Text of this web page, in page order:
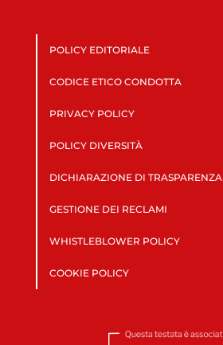
POLICY EDITORIALE
CODICE ETICO CONDOTTA
PRIVACY POLICY
POLICY DIVERSITÀ
DICHIARAZIONE DI TRASPARENZA
GESTIONE DEI RECLAMI
WHISTLEBLOWER POLICY
COOKIE POLICY